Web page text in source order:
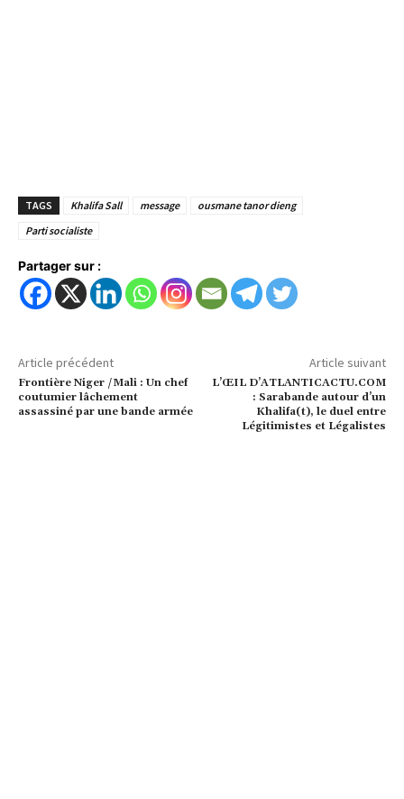
TAGS Khalifa Sall message
ousmane tanor dieng
Parti socialiste
Partager sur :
Article précédent
Frontière Niger /Mali : Un chef
coutumier lâchement
assassiné par une bande armée
Article suivant
L’ŒIL D’ATLANTICACTU.COM
: Sarabande autour d’un
Khalifa(t), le duel entre
Légitimistes et Légalistes